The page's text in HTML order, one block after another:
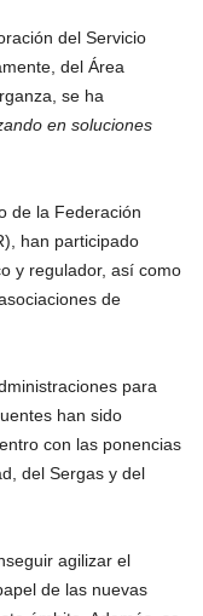
del Servicio
del Área
se ha
en soluciones
de la Federación
han participado
y regulador, así como
de
para
han sido
con las ponencias
del Sergas y del
agilizar el
de las nuevas